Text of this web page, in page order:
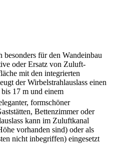
besonders für den Wandeinbau
oder Ersatz von Zuluft-
mit den integrierten
der Wirbelstrahlauslass einen
17 m und einem
formschöner
Bettenzimmer oder
kann im Zuluftkanal
vorhanden sind) oder als
nicht inbegriffen) eingesetzt